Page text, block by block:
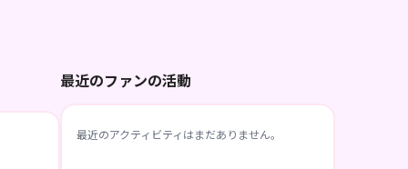
最近のファンの活動
最近のアクティビティはまだありません。